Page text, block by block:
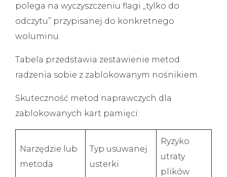
polega na wyczyszczeniu flagi „tylko do
odczytu” przypisanej do konkretnego
woluminu.
Tabela przedstawia zestawienie metod
radzenia sobie z zablokowanym nośnikiem.
Skuteczność metod naprawczych dla
zablokowanych kart pamięci:
Narzędzie lub
metoda
Typ usuwanej
usterki
Ryzyko
utraty
plików